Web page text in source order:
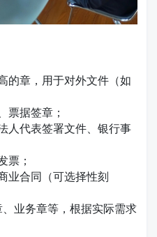
章，用于对外文件（如
据签章；
代表签署文件、银行事
票；
合同（可选择性刻
业务章等，根据实际需求